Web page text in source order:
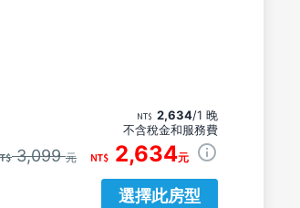
2,634/1 晚
不含稅金和服務費
3,099元 2,634元
選擇此房型